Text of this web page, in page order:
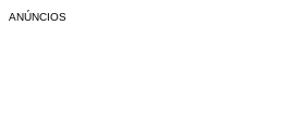
ANÚNCIOS